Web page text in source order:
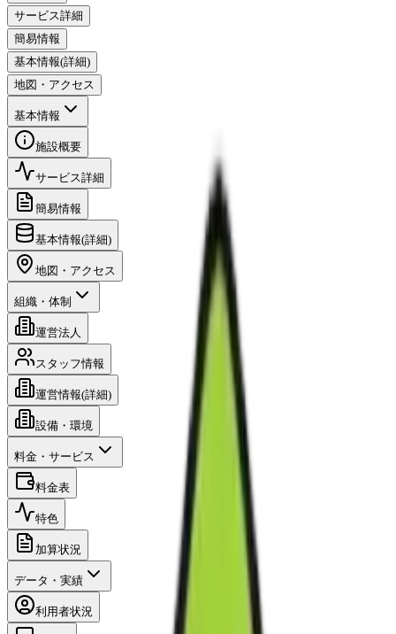
サービス詳細
簡易情報
基本情報(詳細)
地図・アクセス
基本情報
施設概要
サービス詳細
簡易情報
基本情報(詳細)
地図・アクセス
組織・体制
運営法人
スタッフ情報
運営情報(詳細)
設備・環境
料金・サービス
料金表
特色
加算状況
データ・実績
利用者状況